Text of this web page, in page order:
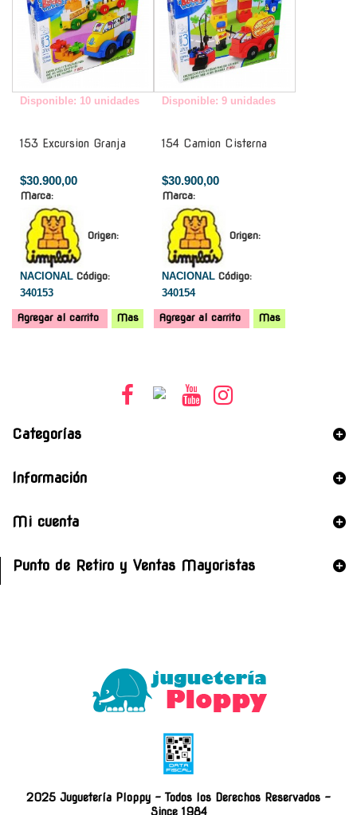
Disponible: 10 unidades
153 Excursion Granja
$30.900,00
Marca:
Origen:
NACIONAL Código:
340153
Agregar al carrito Mas
Disponible: 9 unidades
154 Camion Cisterna
$30.900,00
Marca:
Origen:
NACIONAL Código:
340154
Agregar al carrito Mas
Categorías
Información
Mi cuenta
Punto de Retiro y Ventas Mayoristas
2025 Juguetería Ploppy - Todos los Derechos Reservados -
Since 1984